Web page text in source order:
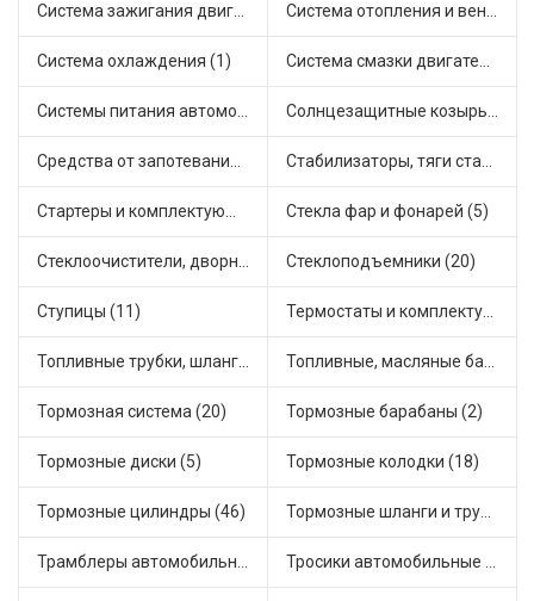
Система зажигания двигателя (3) Система отопления и вентиляции (17)
Система охлаждения (1) Система смазки двигателя (17)
Системы питания автомобиля (21) Солнцезащитные козырьки для салона автомобиля (3)
Средства от запотевания и размораживатели стекла (1) Стабилизаторы, тяги стабилизатора, стойки стабилиз (3)
Стартеры и комплектующие (38) Стекла фар и фонарей (5)
Стеклоочистители, дворники (1) Стеклоподъемники (20)
Ступицы (11) Термостаты и комплектующие системы охлаждения (55)
Топливные трубки, шланги, магистрали и рампы (3) Топливные, масляные баки (1)
Тормозная система (20) Тормозные барабаны (2)
Тормозные диски (5) Тормозные колодки (18)
Тормозные цилиндры (46) Тормозные шланги и трубки (5)
Трамблеры автомобильные (40) Тросики автомобильные (23)